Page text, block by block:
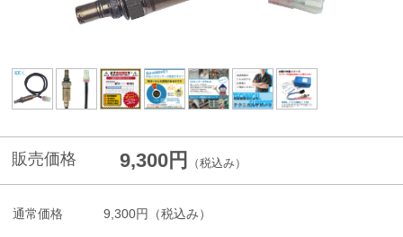
販売価格 9,300円 （税込み）
通常価格 9,300円 （税込み）